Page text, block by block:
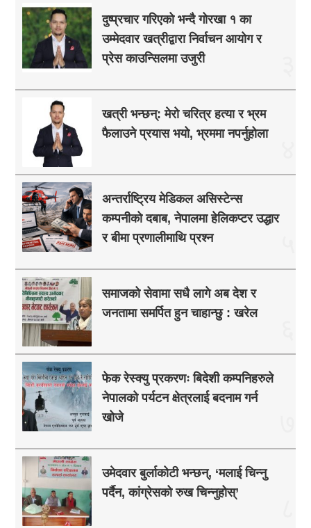
दुष्प्रचार गरिएको भन्दै गोरखा १ का
उम्मेदवार खत्रीद्वारा निर्वाचन आयोग र
प्रेस काउन्सिलमा उजुरी
खत्री भन्छन्: मेरो चरित्र हत्या र भ्रम
फैलाउने प्रयास भयो, भ्रममा नपर्नुहोला
अन्तर्राष्ट्रिय मेडिकल असिस्टेन्स
कम्पनीको दबाब, नेपालमा हेलिकप्टर उद्धार
र बीमा प्रणालीमाथि प्रश्न
समाजको सेवामा सधै लागे अब देश र
जनतामा समर्पित हुन चाहान्छु : खरेल
फेक रेस्क्यु प्रकरणः बिदेशी कम्पनिहरुले
नेपालको पर्यटन क्षेत्रलाई बदनाम गर्न
खोजे
उमेदवार बुर्लाकोटी भन्छन्, ‘मलाई चिन्नु
पर्दैन, कांग्रेसको रुख चिन्नुहोस्’